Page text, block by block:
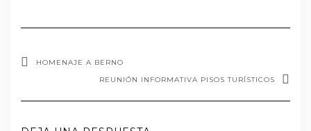
HOMENAJE A BERNO
REUNIÓN INFORMATIVA PISOS TURÍSTICOS